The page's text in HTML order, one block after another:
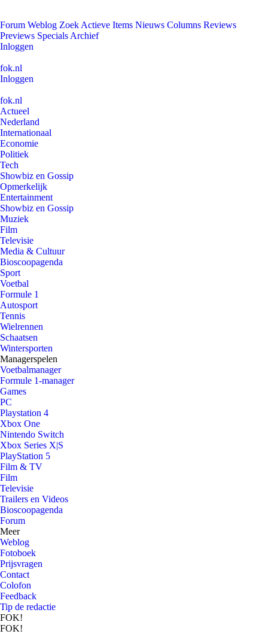
Forum Weblog Zoek Actieve Items Nieuws Columns Reviews
Previews Specials Archief
Inloggen
fok.nl
Inloggen
fok.nl
Actueel
Nederland
Internationaal
Economie
Politiek
Tech
Showbiz en Gossip
Opmerkelijk
Entertainment
Showbiz en Gossip
Muziek
Film
Televisie
Media & Cultuur
Bioscoopagenda
Sport
Voetbal
Formule 1
Autosport
Tennis
Wielrennen
Schaatsen
Wintersporten
Managerspelen
Voetbalmanager
Formule 1-manager
Games
PC
Playstation 4
Xbox One
Nintendo Switch
Xbox Series X|S
PlayStation 5
Film & TV
Film
Televisie
Trailers en Videos
Bioscoopagenda
Forum
Meer
Weblog
Fotoboek
Prijsvragen
Contact
Colofon
Feedback
Tip de redactie
FOK!
FOK!